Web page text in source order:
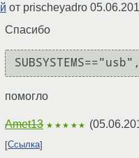
от prischeyadro
Спасибо
помогло
Amet13 ★★★★★ (
Ссылка